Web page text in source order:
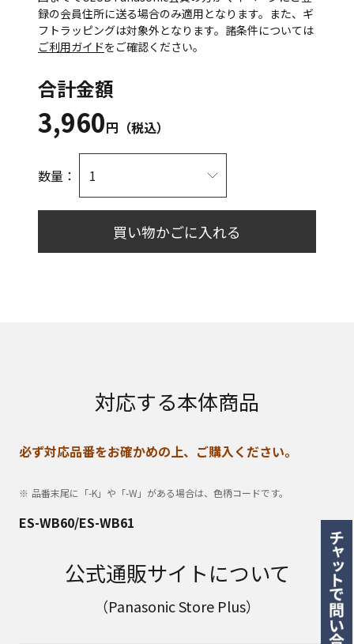
録の会員住所に送る場合のみ適用となります。また、ギ
フトラッピングは対象外となります。諸条件については
ご利用ガイドをご確認ください。
合計金額
3,960円（税込）
数量：
買い物かごに入れる
対応する本体商品
必ず対応品番をお確かめの上、ご購入ください。
品番末尾に「-K」や「-W」がある場合は、色柄コードです。
ES-WB60/ES-WB61
公式通販サイトについて
（Panasonic Store Plus）